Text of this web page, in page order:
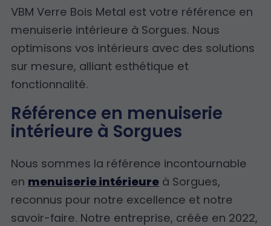
VBM Verre Bois Metal est votre référence en
menuiserie intérieure à Sorgues. Nous
optimisons vos intérieurs avec des solutions
sur mesure, alliant esthétique et
fonctionnalité.
Référence en menuiserie
intérieure à Sorgues
Nous sommes la référence incontournable
en menuiserie intérieure à Sorgues,
reconnus pour notre excellence et notre
savoir-faire. Notre entreprise, créée en 2022,